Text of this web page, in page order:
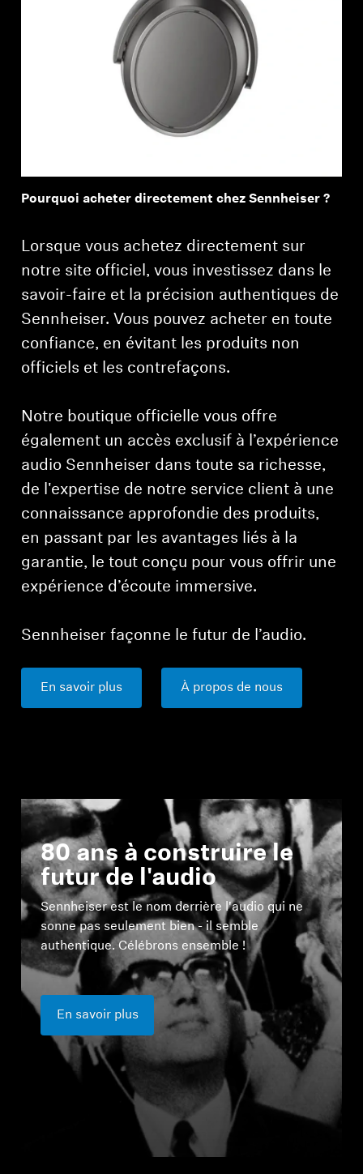
Pourquoi acheter directement chez Sennheiser ?
Lorsque vous achetez directement sur
notre site officiel, vous investissez dans le
savoir-faire et la précision authentiques de
Sennheiser. Vous pouvez acheter en toute
confiance, en évitant les produits non
officiels et les contrefaçons.
Notre boutique officielle vous offre
également un accès exclusif à l’expérience
audio Sennheiser dans toute sa richesse,
de l'expertise de notre service client à une
connaissance approfondie des produits,
en passant par les avantages liés à la
garantie, le tout conçu pour vous offrir une
expérience d’écoute immersive.
Sennheiser façonne le futur de l’audio.
En savoir plus À propos de nous
80 ans à construire le
futur de l'audio
Sennheiser est le nom derrière l'audio qui ne
sonne pas seulement bien - il semble
authentique. Célébrons ensemble !
En savoir plus